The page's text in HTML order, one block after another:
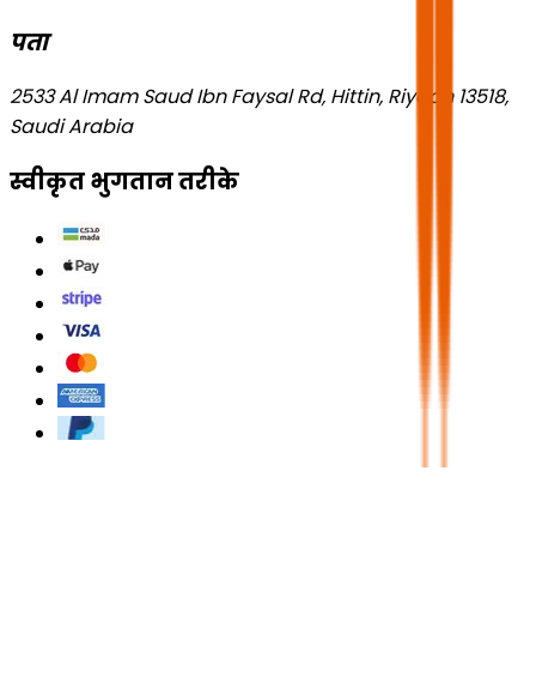
पता
2533 Al Imam Saud Ibn Faysal Rd, Hittin, Riyadh 13518,
Saudi Arabia
स्वीकृत भुगतान तरीके